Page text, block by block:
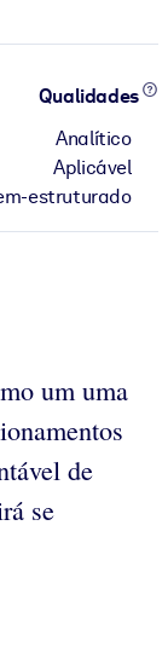
Qualidades
Analítico
Aplicável
estruturado
um uma
de
se